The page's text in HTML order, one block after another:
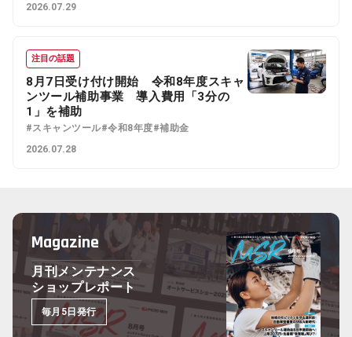
2026.07.29
注目の話題
8月7日受け付け開始 令和8年度スキャ
ンツール補助事業 導入費用「3分の
1」を補助
#スキャンツール#令和8年度#補助金
2026.07.28
Magazine
月刊メンテナンス
ショップレポート
毎月5日発行